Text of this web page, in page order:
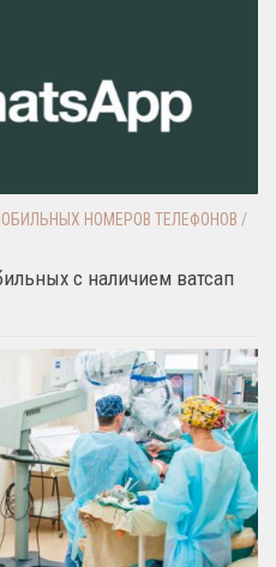
НОМЕРОВ ТЕЛЕФОНОВ /
с наличием ватсап